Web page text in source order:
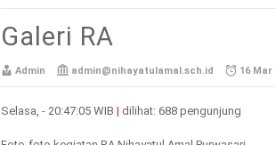
Galeri RA
Admin admin@nihayatulamal.sch.id 16 Mar
Selasa, - 20:47:05 WIB | dilihat: 688 pengunjung